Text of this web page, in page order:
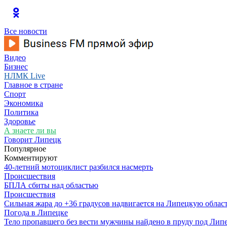
Все новости
Видео
Бизнес
НЛМК Live
Главное в стране
Спорт
Экономика
Политика
Здоровье
А знаете ли вы
Говорит Липецк
Популярное
Комментируют
40-летний мотоциклист разбился насмерть
Происшествия
БПЛА сбиты над областью
Происшествия
Сильная жара до +36 градусов надвигается на Липецкую
Погода в Липецке
Тело пропавшего без вести мужчины найдено в пруду под